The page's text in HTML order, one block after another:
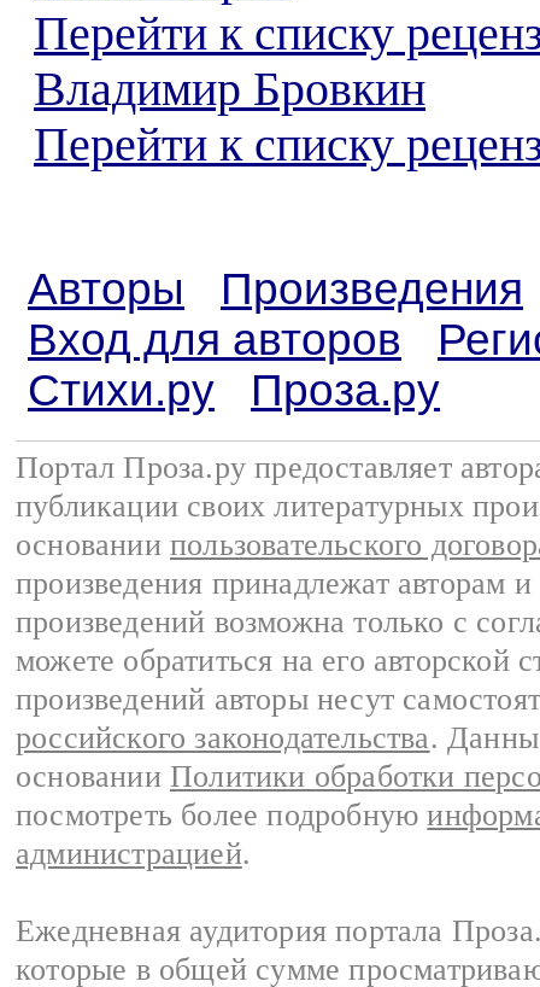
Перейти к списку
Владимир Бровкин
Перейти к списку
Авторы
Произведения
Вход для авторов
Стихи.ру
Проза.ру
Портал Проза.ру предоставляет
публикации своих литературных
основании пользовательского
произведения принадлежат авторам
произведений возможна только с
можете обратиться на его авторской
произведений авторы несут
российского законодательства.
основании Политики обработки
посмотреть более подробную
администрацией.
Ежедневная аудитория портала
которые в общей сумме